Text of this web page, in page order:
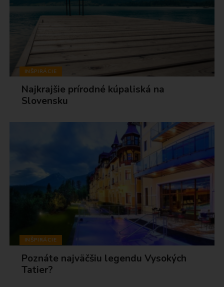
INŠPIRÁCIE
Najkrajšie prírodné kúpaliská na
Slovensku
INŠPIRÁCIE
Poznáte najväčšiu legendu Vysokých
Tatier?